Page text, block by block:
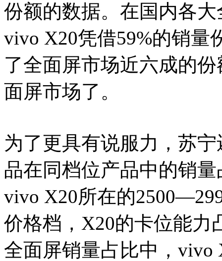
份额的数据。在国内各
vivo X20凭借59%的销量
了全面屏市场近六成的
面屏市场了。
为了更具有说服力，苏
品在同档位产品中的销
vivo X20所在的
价格档，X20的卡位能力
全面屏销量占比中，vivo